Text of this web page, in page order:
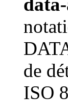
de
ISO